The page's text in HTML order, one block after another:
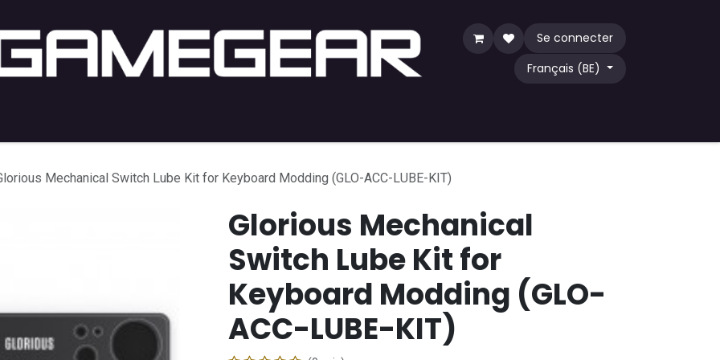
Se connecter
Français (BE)
Mechanical Switch Lube Kit for Keyboard Modding (GLO-ACC-LUBE-KIT)
Glorious Mechanical
Switch Lube Kit for
Keyboard Modding (GLO-
ACC-LUBE-KIT)